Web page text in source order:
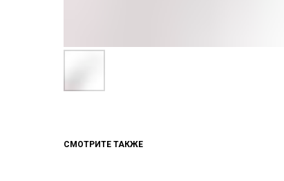
СМОТРИТЕ ТАКЖЕ